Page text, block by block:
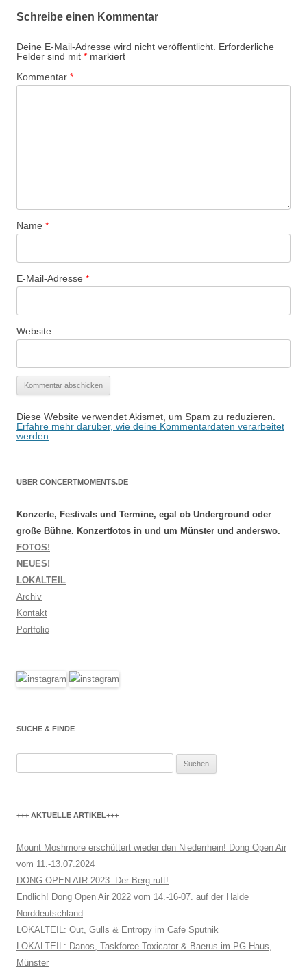
Schreibe einen Kommentar
Deine E-Mail-Adresse wird nicht veröffentlicht. Erforderliche
Felder sind mit * markiert
Kommentar *
Name *
E-Mail-Adresse *
Website
Diese Website verwendet Akismet, um Spam zu reduzieren.
Erfahre mehr darüber, wie deine Kommentardaten verarbeitet
werden
ÜBER CONCERTMOMENTS.DE
Konzerte, Festivals und Termine, egal ob Underground oder
große Bühne. Konzertfotos in und um Münster und anderswo.
FOTOS!
NEUES!
LOKALTEIL
Archiv
Kontakt
Portfolio
SUCHE & FINDE
+++ AKTUELLE ARTIKEL+++
Mount Moshmore erschüttert wieder den Niederrhein! Dong Open Air
vom 11.-13.07.2024
DONG OPEN AIR 2023: Der Berg ruft!
Endlich! Dong Open Air 2022 vom 14.-16-07. auf der Halde
Norddeutschland
LOKALTEIL: Out, Gulls & Entropy im Cafe Sputnik
LOKALTEIL: Danos, Taskforce Toxicator & Baerus im PG Haus,
Münster